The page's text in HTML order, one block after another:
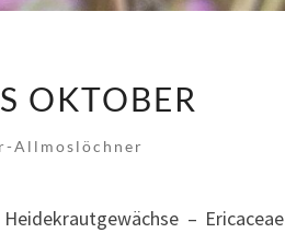
OKTOBER
Allmoslöchner
– Ericaceae